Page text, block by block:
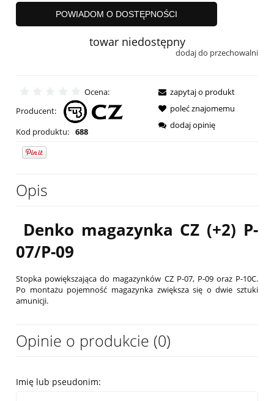
POWIADOM O DOSTĘPNOŚCI
towar niedostępny
dodaj do przechowalni
Ocena:
Producent:
Kod produktu: 688
zapytaj o produkt
poleć znajomemu
dodaj opinię
Opis
Denko magazynka CZ (+2) P-
07/P-09
Stopka powiększająca do magazynków CZ P-07, P-09 oraz P-10C.
Po montażu pojemność magazynka zwiększa się o dwie sztuki
amunicji.
Opinie o produkcie (0)
Imię lub pseudonim: